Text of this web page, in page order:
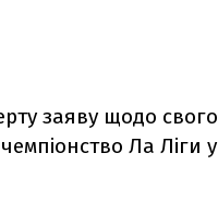
заяву щодо свого
Ла Ліги у